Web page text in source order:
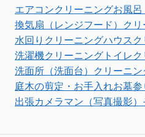
エアコンクリーニングお風
換気扇（レンジフード）クリ
水回りクリーニングハウスク
洗濯機クリーニング トイレ
洗面所（洗面台）クリーニン
庭木の剪定・お手入れお墓
出張カメラマン（写真撮影）